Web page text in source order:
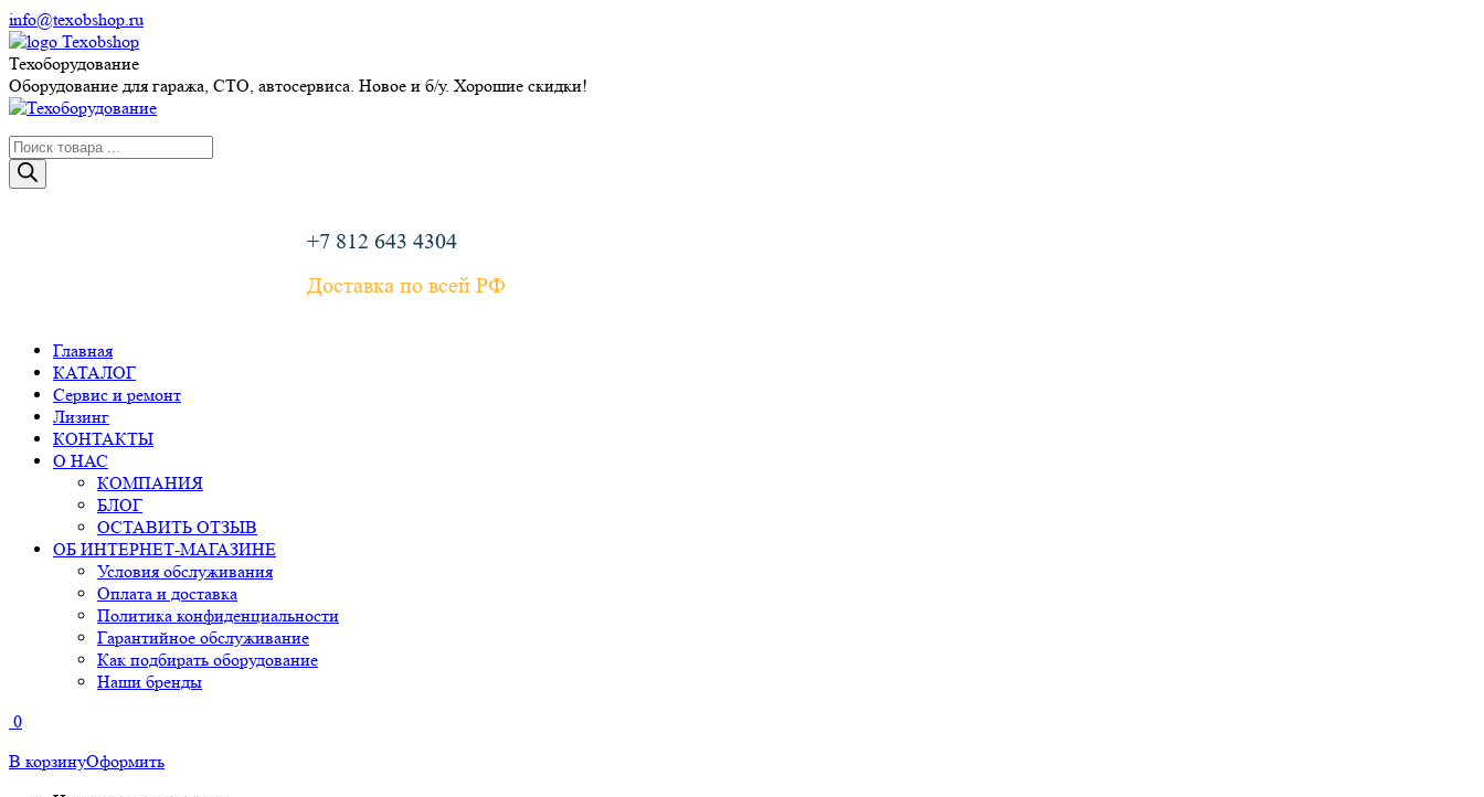
Перейти
к
содержанию
info@texobshop.ru
Telegram
page
opens
in
window
Whatsapp
page
opens
in
window
Вконтакте
page
opens
in
window
Сайт
page
opens
in
window
Техоборудование
Оборудование для гаража, СТО, автосервиса. Новое и б/у. Хорошие скидки!
Поиск
товаров
+7 812 643 4304
Доставка по всей РФ
Главная
КАТАЛОГ
Сервис и ремонт
Лизинг
КОНТАКТЫ
О НАС
КОМПАНИЯ
БЛОГ
ОСТАВИТЬ ОТЗЫВ
ОБ ИНТЕРНЕТ-МАГАЗИНЕ
Условия обслуживания
Оплата и доставка
Политика конфиденциальности
Гарантийное обслуживание
Как подбирать оборудование
Наши бренды
0
В корзинуОформить